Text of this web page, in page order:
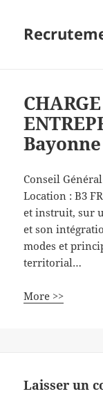
Conseil
Location :B3 FR
et instruit, sur
et son
modes et
territorial…
More >>
Laisser un